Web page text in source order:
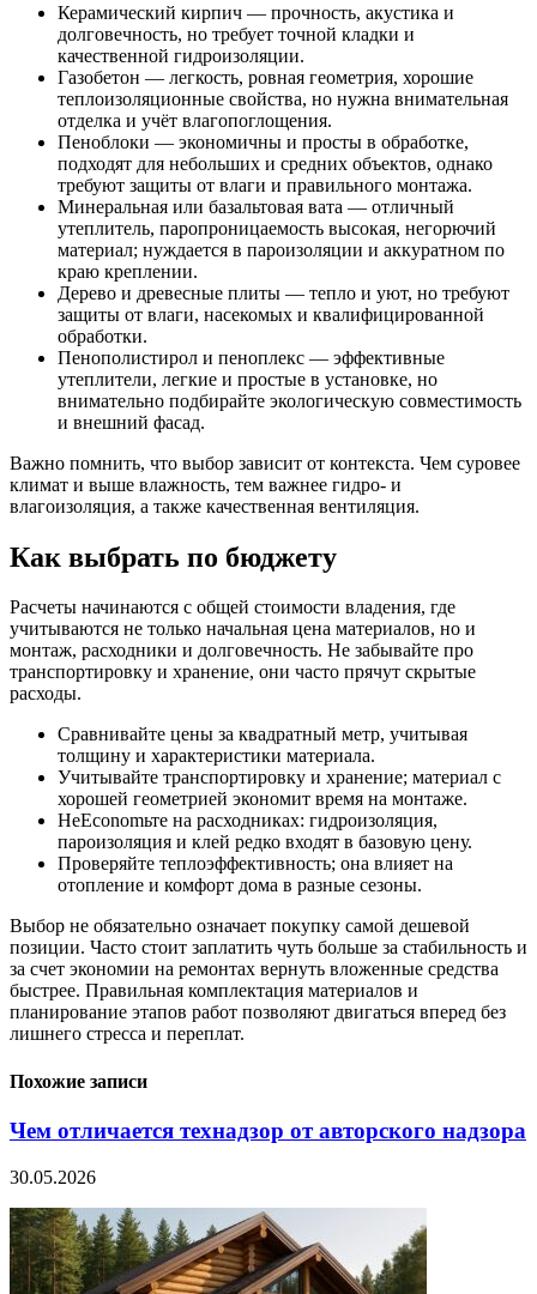
Керамический кирпич — прочность, акустика и
долговечность, но требует точной кладки и
качественной гидроизоляции.
Газобетон — легкость, ровная геометрия, хорошие
теплоизоляционные свойства, но нужна внимательная
отделка и учёт влагопоглощения.
Пеноблоки — экономичны и просты в обработке,
подходят для небольших и средних объектов, однако
требуют защиты от влаги и правильного монтажа.
Минеральная или базальтовая вата — отличный
утеплитель, паропроницаемость высокая, негорючий
материал; нуждается в пароизоляции и аккуратном по
краю креплении.
Дерево и древесные плиты — тепло и уют, но требуют
защиты от влаги, насекомых и квалифицированной
обработки.
Пенополистирол и пеноплекс — эффективные
утеплители, легкие и простые в установке, но
внимательно подбирайте экологическую совместимость
и внешний фасад.
Важно помнить, что выбор зависит от контекста. Чем суровее
климат и выше влажность, тем важнее гидро- и
влагоизоляция, а также качественная вентиляция.
Как выбрать по бюджету
Расчеты начинаются с общей стоимости владения, где
учитываются не только начальная цена материалов, но и
монтаж, расходники и долговечность. Не забывайте про
транспортировку и хранение, они часто прячут скрытые
расходы.
Сравнивайте цены за квадратный метр, учитывая
толщину и характеристики материала.
Учитывайте транспортировку и хранение; материал с
хорошей геометрией экономит время на монтаже.
НеEconomьте на расходниках: гидроизоляция,
пароизоляция и клей редко входят в базовую цену.
Проверяйте теплоэффективность; она влияет на
отопление и комфорт дома в разные сезоны.
Выбор не обязательно означает покупку самой дешевой
позиции. Часто стоит заплатить чуть больше за стабильность и
за счет экономии на ремонтах вернуть вложенные средства
быстрее. Правильная комплектация материалов и
планирование этапов работ позволяют двигаться вперед без
лишнего стресса и переплат.
Похожие записи
Чем отличается технадзор от авторского надзора
30.05.2026